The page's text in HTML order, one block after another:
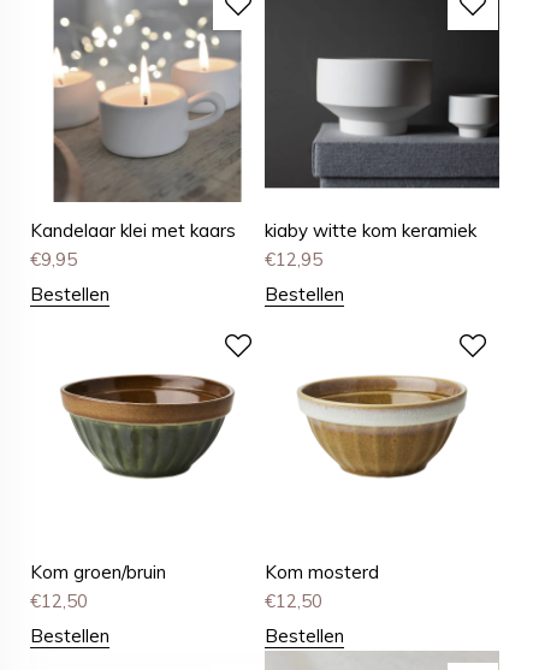
Kandelaar klei met kaars
€9,95
Bestellen
kiaby witte kom keramiek
€12,95
Bestellen
Kom groen/bruin
€12,50
Bestellen
Kom mosterd
€12,50
Bestellen